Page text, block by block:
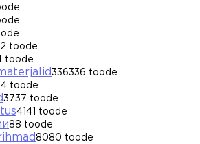
toode
toode
336336 toode
toode
3737 toode
41 41 toode
88 toode
8080 toode